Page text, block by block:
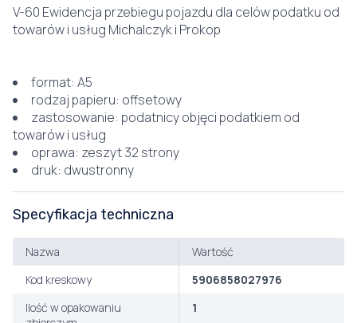
V-60 Ewidencja przebiegu pojazdu dla celów podatku od
towarów i usług Michalczyk i Prokop
format: A5
rodzaj papieru: offsetowy
zastosowanie: podatnicy objęci podatkiem od
towarów i usług
oprawa: zeszyt 32 strony
druk: dwustronny
Specyfikacja techniczna
Nazwa
Wartość
Kod kreskowy
5906858027976
Ilość w opakowaniu
1